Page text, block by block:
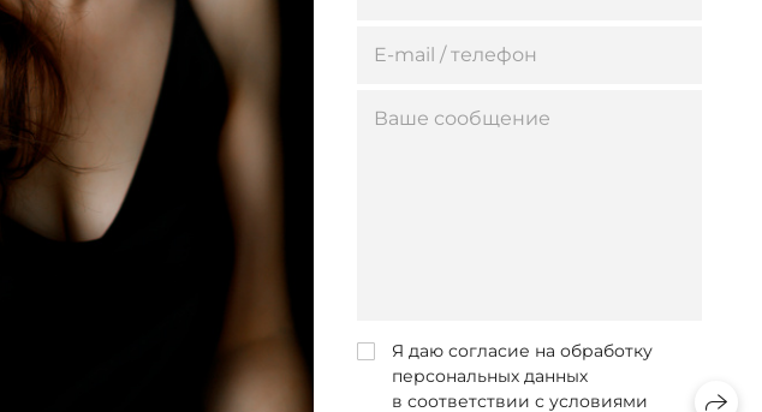
Я даю согласие на обработку
персональных данных
в соответствии с условиями